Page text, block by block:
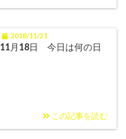
2018/11/21
11月18日 今日は何の日
この記事を読む